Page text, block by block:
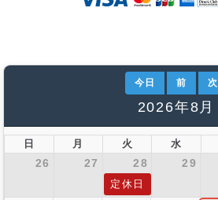
今日 前 次
2026年8月
日 月 火 水
26 27 28 29
定休日